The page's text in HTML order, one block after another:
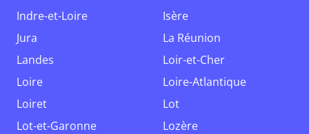
Indre-et-Loire
Isère
Jura
La Réunion
Landes
Loir-et-Cher
Loire
Loire-Atlantique
Loiret
Lot
Lot-et-Garonne
Lozère